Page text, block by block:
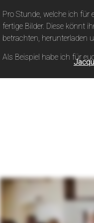
Pro Stunde, welche ich
fertige Bilder. Diese könnt
betrachten, herunterladen
Als Beispiel habe ich für